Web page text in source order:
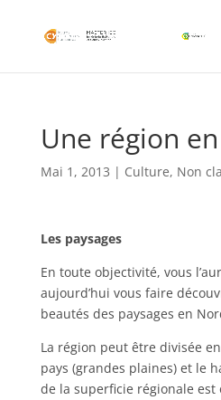
Une région
Mai 1, 2013 | Culture, Non
Les paysages
En toute objectivité, vous
aujourd’hui vous faire
beautés des paysages en
La région peut être divisée
pays (grandes plaines) et le
de la superficie régionale est